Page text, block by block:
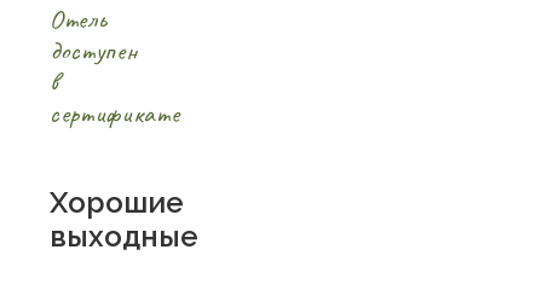
Отель
доступен
в
сертификате
Хорошие
выходные